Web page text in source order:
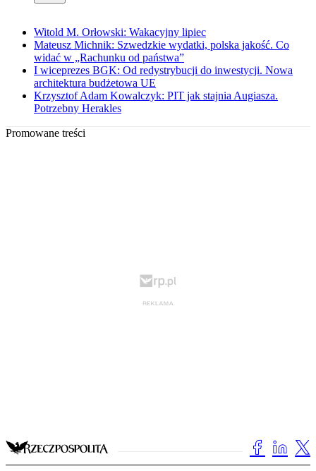
Witold M. Orłowski: Wakacyjny lipiec
Mateusz Michnik: Szwedzkie wydatki, polska jakość. Co
widać w „Rachunku od państwa”
I wiceprezes BGK: Od redystrybucji do inwestycji. Nowa
architektura budżetowa UE
Krzysztof Adam Kowalczyk: PIT jak stajnia Augiasza.
Potrzebny Herakles
Promowane treści